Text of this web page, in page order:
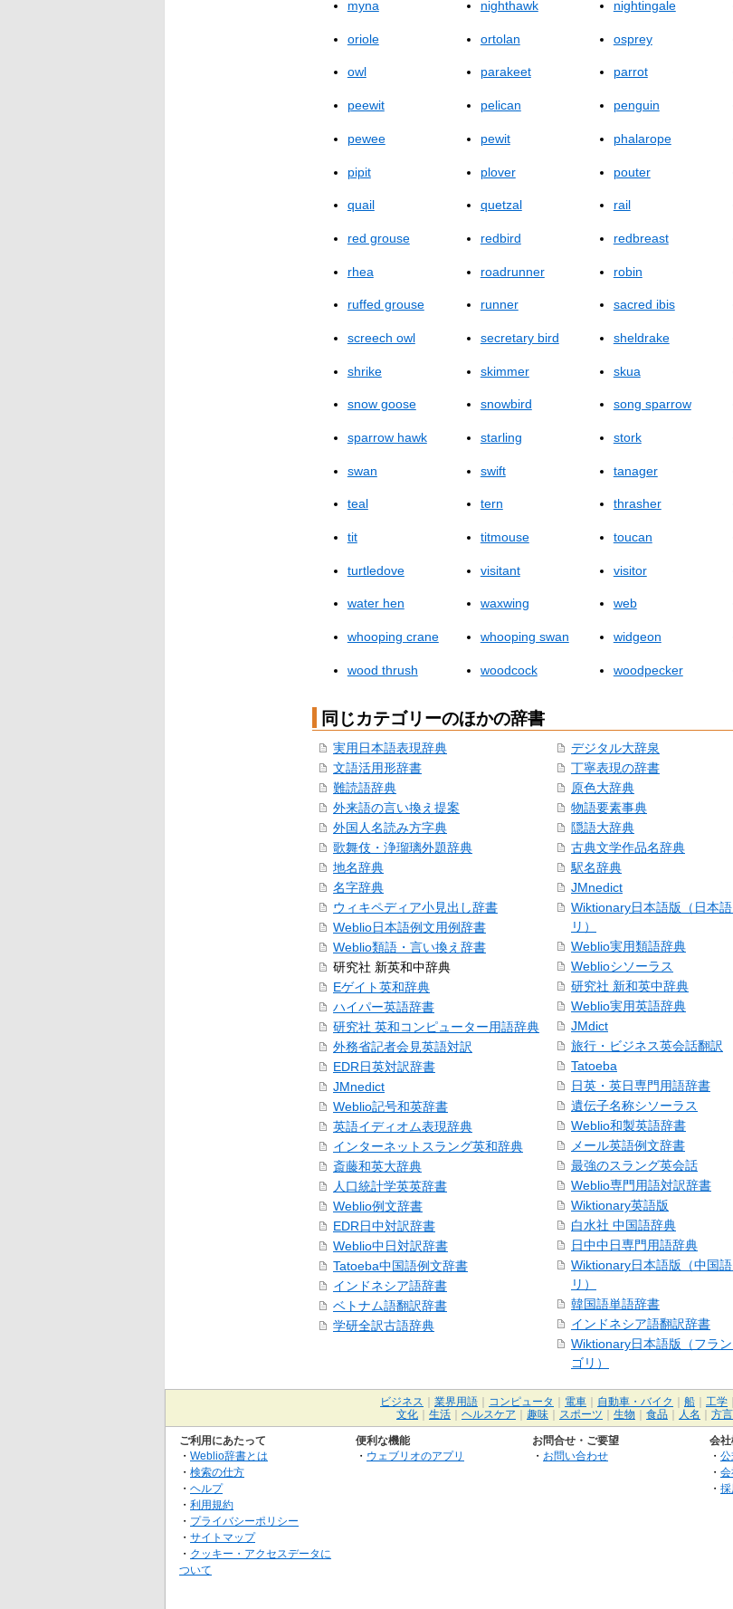
myna nighthawk nightingale
oriole ortolan osprey
owl parakeet parrot
peewit pelican penguin
pewee pewit phalarope
pipit plover pouter
quail quetzal rail
red grouse redbird redbreast
rhea roadrunner robin
ruffed grouse runner sacred ibis
screech owl secretary bird sheldrake
shrike skimmer skua
snow goose snowbird song sparrow
sparrow hawk starling stork
swan swift tanager
teal tern thrasher
tit titmouse toucan
turtledove visitant visitor
water hen waxwing web
whooping crane whooping swan widgeon
wood thrush woodcock woodpecker
同じカテゴリーのほかの辞書
実用日本語表現辞典
文語活用形辞書
難読語辞典
外来語の言い換え提案
外国人名読み方字典
歌舞伎・浄瑠璃外題辞典
地名辞典
名字辞典
ウィキペディア小見出し辞書
Weblio日本語例文用例辞書
Weblio類語・言い換え辞書
研究社 新英和中辞典
Eゲイト英和辞典
ハイパー英語辞書
研究社 英和コンピューター用語辞典
外務省記者会見英語対訳
EDR日英対訳辞書
JMnedict
Weblio記号和英辞書
英語イディオム表現辞典
インターネットスラング英和辞典
斎藤和英大辞典
人口統計学英英辞書
Weblio例文辞書
EDR日中対訳辞書
Weblio中日対訳辞書
Tatoeba中国語例文辞書
インドネシア語辞書
ベトナム語翻訳辞書
学研全訳古語辞典
デジタル大辞泉
丁寧表現の辞書
原色大辞典
物語要素事典
隠語大辞典
古典文学作品名辞典
駅名辞典
JMnedict
Wiktionary日本語版（日本
リ）
Weblio実用類語辞典
Weblioシソーラス
研究社 新和英中辞典
Weblio実用英語辞典
JMdict
旅行・ビジネス英会話翻訳
Tatoeba
日英・英日専門用語辞書
遺伝子名称シソーラス
Weblio和製英語辞書
メール英語例文辞書
最強のスラング英会話
Weblio専門用語対訳辞書
Wiktionary英語版
白水社 中国語辞典
日中中日専門用語辞典
Wiktionary日本語版（中国
リ）
韓国語単語辞書
インドネシア語翻訳辞書
Wiktionary日本語版（フラ
ゴリ）
ビジネス 業界用語 コンピュータ 電車 自動車・バイク 船 工学
文化
生活 ヘルスケア 趣味 スポーツ 生物 食品 人名 方言
ご利用にあたって
・ Weblio辞書とは
・ 検索の仕方
・ ヘルプ
・ 利用規約
・ プライバシーポリシー
・ サイトマップ
・ クッキー・アクセスデータに
ついて
便利な機能
・ ウェブリオのアプリ
お問合せ・ご要望
・ お問い合わせ
会
・ 公
・ 会
・ 採